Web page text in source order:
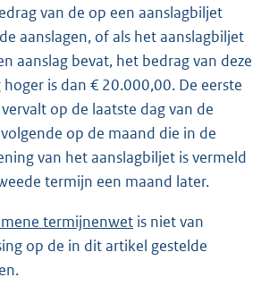
van de op een aanslagbiljet
aanslagen, of als het aanslagbiljet
aanslag bevat, het bedrag van deze
hoger is dan € 20.000,00. De eerste
op de laatste dag van de
op de maand die in de
van het aanslagbiljet is vermeld
termijn een maand later.
termijnenwet is niet van
op de in dit artikel gestelde